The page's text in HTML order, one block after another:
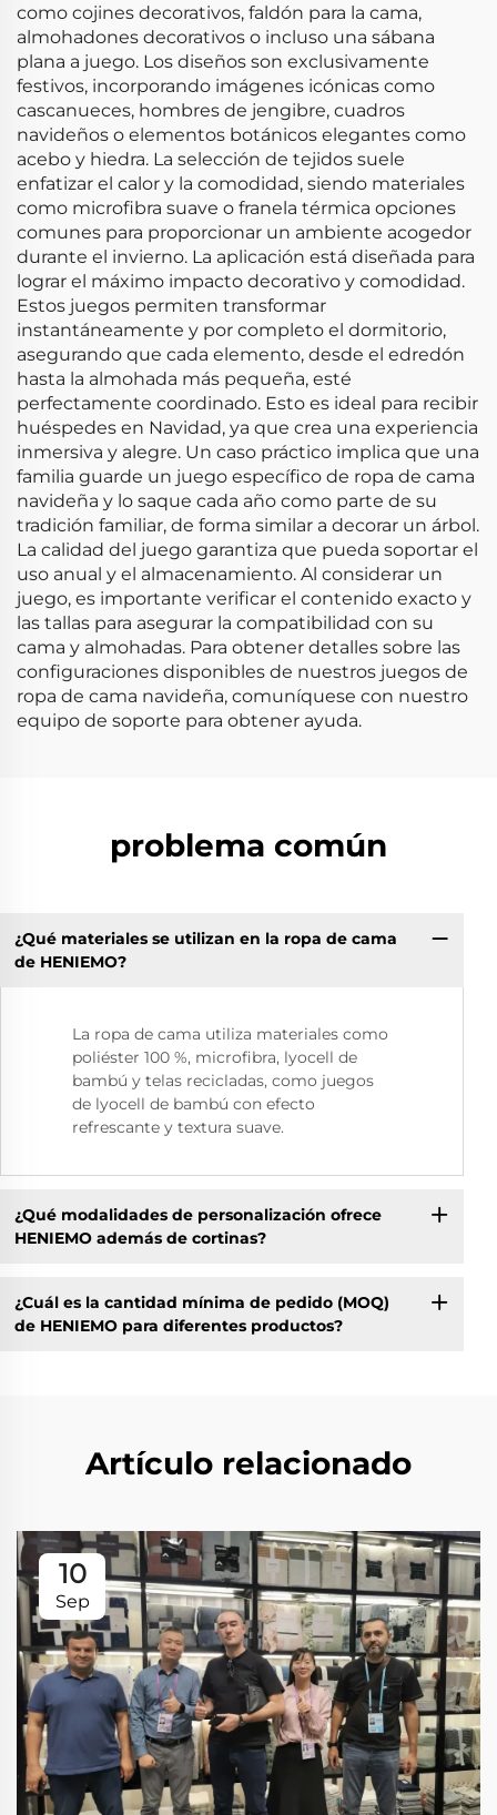
como cojines decorativos, faldón para la cama,
almohadones decorativos o incluso una sábana
plana a juego. Los diseños son exclusivamente
festivos, incorporando imágenes icónicas como
cascanueces, hombres de jengibre, cuadros
navideños o elementos botánicos elegantes como
acebo y hiedra. La selección de tejidos suele
enfatizar el calor y la comodidad, siendo materiales
como microfibra suave o franela térmica opciones
comunes para proporcionar un ambiente acogedor
durante el invierno. La aplicación está diseñada para
lograr el máximo impacto decorativo y comodidad.
Estos juegos permiten transformar
instantáneamente y por completo el dormitorio,
asegurando que cada elemento, desde el edredón
hasta la almohada más pequeña, esté
perfectamente coordinado. Esto es ideal para recibir
huéspedes en Navidad, ya que crea una experiencia
inmersiva y alegre. Un caso práctico implica que una
familia guarde un juego específico de ropa de cama
navideña y lo saque cada año como parte de su
tradición familiar, de forma similar a decorar un árbol.
La calidad del juego garantiza que pueda soportar el
uso anual y el almacenamiento. Al considerar un
juego, es importante verificar el contenido exacto y
las tallas para asegurar la compatibilidad con su
cama y almohadas. Para obtener detalles sobre las
configuraciones disponibles de nuestros juegos de
ropa de cama navideña, comuníquese con nuestro
equipo de soporte para obtener ayuda.
problema común
¿Qué materiales se utilizan en la ropa de cama
de HENIEMO?
La ropa de cama utiliza materiales como
poliéster 100 %, microfibra, lyocell de
bambú y telas recicladas, como juegos
de lyocell de bambú con efecto
refrescante y textura suave.
¿Qué modalidades de personalización ofrece
HENIEMO además de cortinas?
¿Cuál es la cantidad mínima de pedido (MOQ)
de HENIEMO para diferentes productos?
Artículo relacionado
10
Sep